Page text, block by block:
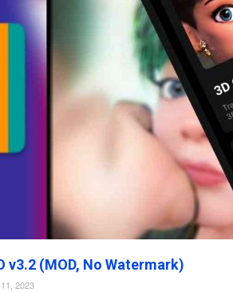
v3.2 (MOD, No Watermark)
2023